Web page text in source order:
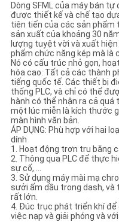
Dòng SFML của máy bán
được thiết kế và chế tạo
tiên tiến của các sản phẩm
sản xuất của khoảng 30
lượng tuyệt vời và xuất
phẩm chức năng kép mà là
Nó có cấu trúc nhỏ gọn,
hóa cao. Tất cả các thành
tiếng quốc tế. Các thiết bị
thống PLC, và chỉ có thể
hành có thể nhận ra cả
một lúc miễn là kích thước
màn hình văn bản.
ÁP DỤNG: Phù hợp với hai
dính
1. Hoạt động trơn tru bằng
2. Thông qua PLC để thực
sự cố, ...
3. Sử dụng máy mài mạ
sưởi ấm dầu trong dash, và
rất lớn.
4. Đúc trục phát triển khí
việc nạp và giải phóng và